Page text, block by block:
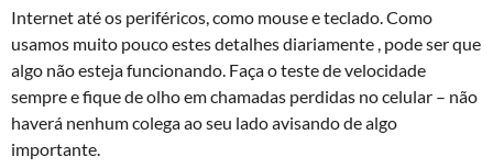
Internet até os periféricos, como mouse e teclado. Como
usamos muito pouco estes detalhes diariamente , pode ser que
algo não esteja funcionando. Faça o teste de velocidade
sempre e fique de olho em chamadas perdidas no celular – não
haverá nenhum colega ao seu lado avisando de algo
importante.